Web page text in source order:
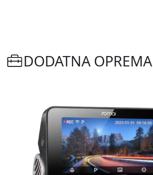
DODATNA OPREMA